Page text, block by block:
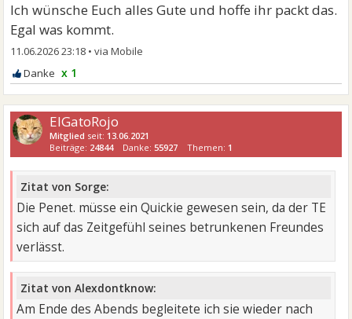
Ich wünsche Euch alles Gute und hoffe ihr packt das.
Egal was kommt.
11.06.2026 23:18 •
x 1
ElGatoRojo
Mitglied seit: 13.06.2021
Beiträge: 24844 Danke:55927 Themen: 1
Zitat von Sorge:
Die Penet. müsse ein Quickie gewesen sein, da der TE
sich auf das Zeitgefühl seines betrunkenen Freundes
verlässt.
Zitat von Alexdontknow:
Am Ende des Abends begleitete ich sie wieder nach